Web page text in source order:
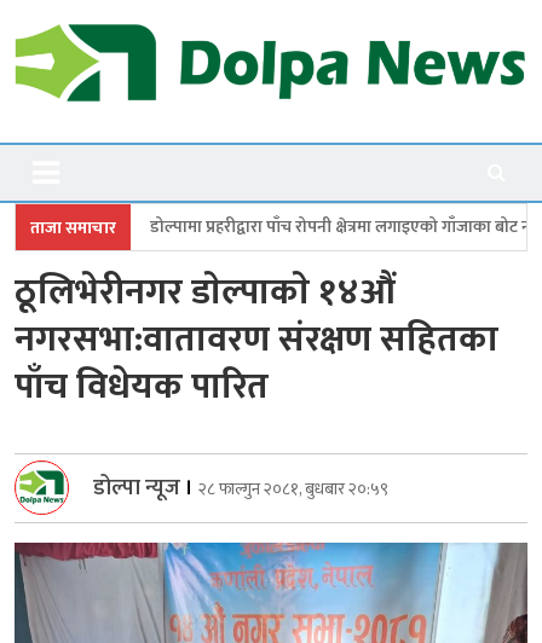
to
content
Dolpanews
ताजा समाचार
प्रहरीद्वारा पाँच रोपनी क्षेत्रमा लगाइएको गाँजाका बोट नष्ट जगदुल्लामा
ठूलिभेरीनगर डाेल्पाकाे १४औं
नगरसभा:वातावरण संरक्षण सहितका
पाँच विधेयक पारित
डोल्पा न्यूज । २८ फाल्गुन २०८१, बुधबार २०:५९